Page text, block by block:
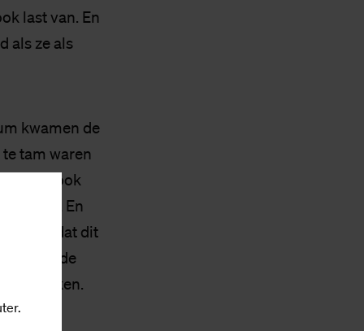
last van. En
als ze als
kwamen de
tam waren
ook
houden. En
dat dit
met de